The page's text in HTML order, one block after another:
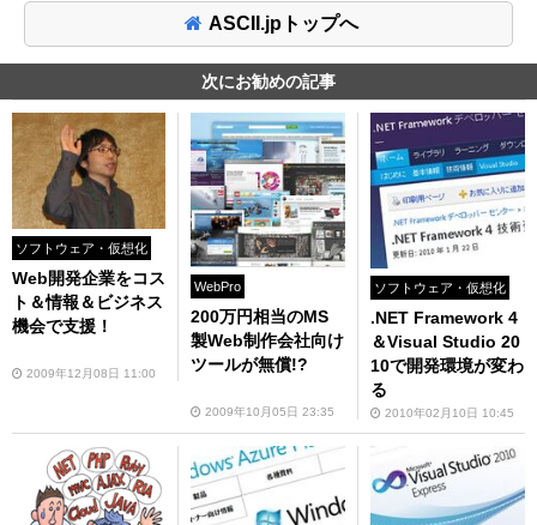
ASCII.jpトップへ
次にお勧めの記事
ソフトウェア・仮想化
Web開発企業をコス
ト＆情報＆ビジネス
機会で支援！
2009年12月08日 11:00
WebPro
200万円相当のMS
製Web制作会社向け
ツールが無償!?
2009年10月05日 23:35
ソフトウェア・仮想化
.NET Framework 4
＆Visual Studio 20
10で開発環境が変わ
る
2010年02月10日 10:45